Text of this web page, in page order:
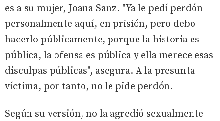
es a su mujer, Joana Sanz. "Ya le pedí perdón
personalmente aquí, en prisión, pero debo
hacerlo públicamente, porque la historia es
pública, la ofensa es pública y ella merece esas
disculpas públicas", asegura. A la presunta
víctima, por tanto, no le pide perdón.
Según su versión, no la agredió sexualmente